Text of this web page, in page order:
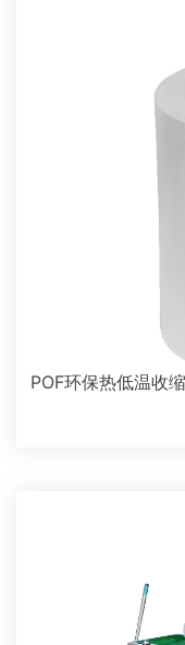
POF环保热低温收